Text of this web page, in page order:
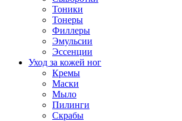
Тоники
Тонеры
Филлеры
Эмульсии
Эссенции
Уход за кожей ног
Кремы
Маски
Мыло
Пилинги
Скрабы